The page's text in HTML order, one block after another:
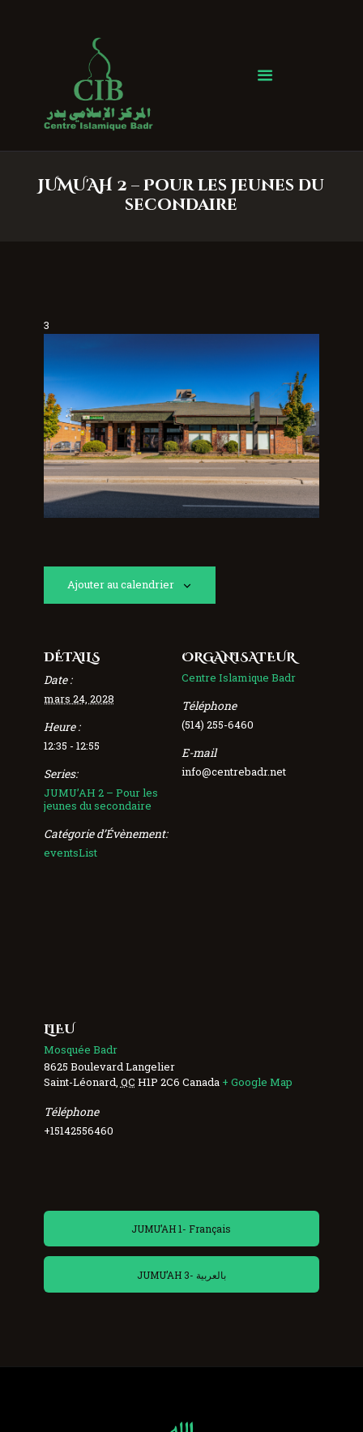
JUMU'AH 2 – Pour les jeunes du
secondaire
Centre Islamique Badr
Accueil
À propos
Services
Faire un don
3
Ajouter au calendrier
DÉTAILS
Date :
mars 24, 2028
Heure :
12:35 - 12:55
Series:
JUMU’AH 2 – Pour les
jeunes du secondaire
Catégorie d’Évènement:
eventsList
ORGANISATEUR
Centre Islamique Badr
Téléphone
(514) 255-6460
E-mail
info@centrebadr.net
LIEU
Mosquée Badr
8625 Boulevard Langelier
Saint-Léonard QC H1P 2C6 Canada + Google Map
Téléphone
+15142556460
JUMU’AH 1- Français
JUMU’AH 3- بالعربية